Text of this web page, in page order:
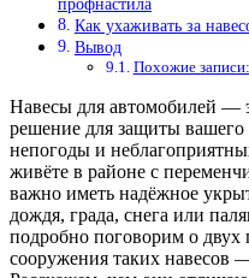
Как ухаживать за
Вывод
Похожие записи:
Навесы для автомобилей —
решение для защиты вашего
непогоды и
живёте в районе с
важно иметь надёжное
дождя, града, снега или
подробно поговорим о двух
сооружения таких навесов